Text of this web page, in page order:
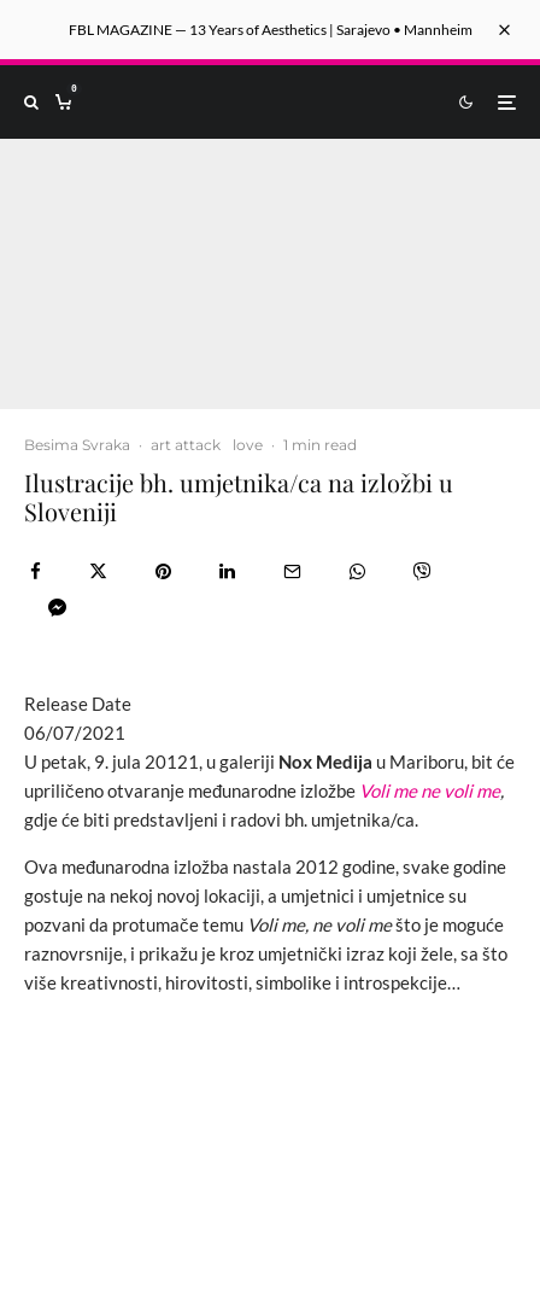
FBL MAGAZINE — 13 Years of Aesthetics | Sarajevo • Mannheim
0
Besima Svraka · art attack love · 1 min read
Ilustracije bh. umjetnika/ca na izložbi u
Sloveniji
Release Date
06/07/2021
U petak, 9. jula 20121, u galeriji Nox Medija u Mariboru, bit će
upriličeno otvaranje međunarodne izložbe Voli me ne voli me,
gdje će biti predstavljeni i radovi bh. umjetnika/ca.
Ova međunarodna izložba nastala 2012 godine, svake godine
gostuje na nekoj novoj lokaciji, a umjetnici i umjetnice su
pozvani da protumače temu Voli me, ne voli mešto je moguće
raznovrsnije, i prikažu je kroz umjetnički izraz koji žele, sa što
više kreativnosti, hirovitosti, simbolike i introspekcije…